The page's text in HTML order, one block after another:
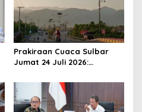
Prakiraan Cuaca Sulbar
Jumat 24 Juli 2026:
Daerah Pesisir Cerah